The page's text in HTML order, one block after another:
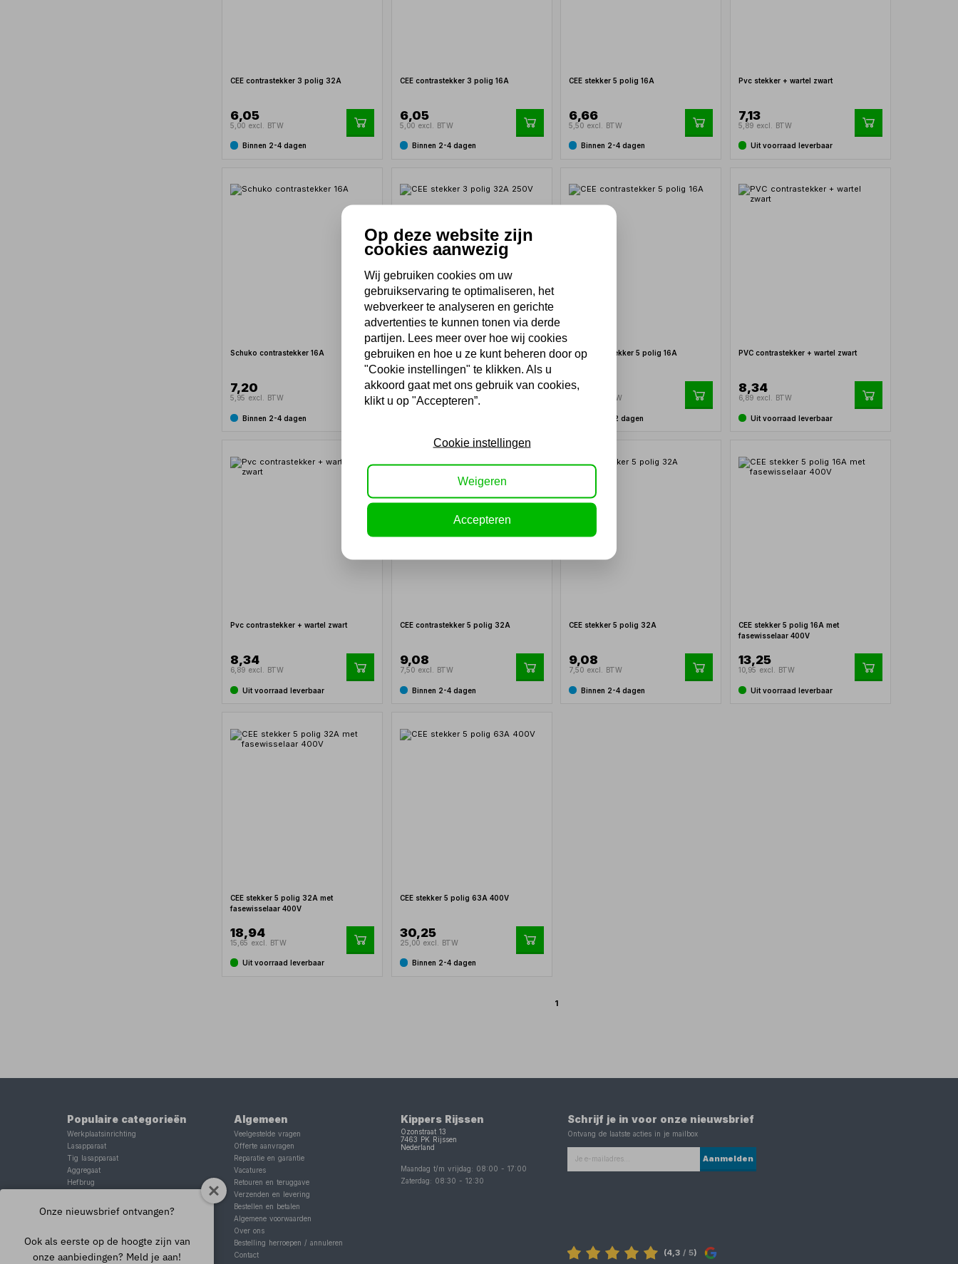
CEE contrastekker 3 polig 32A
6,05
5,00 excl. BTW
Binnen 2-4 dagen
CEE contrastekker 3 polig 16A
6,05
5,00 excl. BTW
Binnen 2-4 dagen
CEE stekker 5 polig 16A
6,66
5,50 excl. BTW
Binnen 2-4 dagen
Pvc stekker + wartel zwart
7,13
5,89 excl. BTW
Uit voorraad leverbaar
Schuko contrastekker 16A
7,20
5,95 excl. BTW
Binnen 2-4 dagen
CEE stekker 3 polig 32A 250V
7,87
6,50 excl. BTW
CEE contrastekker 5 polig 16A
7,87
6,50 excl. BTW
Binnen 1-2 dagen
PVC contrastekker + wartel zwart
8,34
6,89 excl. BTW
Uit voorraad leverbaar
Pvc contrastekker + wartel zwart
8,34
6,89 excl. BTW
Uit voorraad leverbaar
CEE contrastekker 5 polig 32A
9,08
7,50 excl. BTW
Binnen 2-4 dagen
CEE stekker 5 polig 32A
9,08
7,50 excl. BTW
Binnen 2-4 dagen
CEE stekker 5 polig 16A met
fasewisselaar 400V
13,25
10,95 excl. BTW
Uit voorraad leverbaar
CEE stekker 5 polig 32A met
fasewisselaar 400V
18,94
15,65 excl. BTW
Uit voorraad leverbaar
CEE stekker 5 polig 63A 400V
30,25
25,00 excl. BTW
Binnen 2-4 dagen
1
Populaire categorieën
Werkplaatsinrichting
Lasapparaat
Tig lasapparaat
Aggregaat
Hefbrug
Schaarlift
Algemeen
Veelgestelde vragen
Offerte aanvragen
Reparatie en garantie
Vacatures
Retouren en teruggave
Verzenden en levering
Bestellen en betalen
Algemene voorwaarden
Over ons
Bestelling herroepen / annuleren
Contact
Kippers Rijssen
Ozonstraat 13
7463 PK
Rijssen
Nederland
Maandag t/m vrijdag: 08:00 -17:00
Zaterdag: 08:30 -12:30
Schrijf je in voor onze nieuwsbrief
Ontvang de laatste acties in je mailbox
Aanmelden
(4,3 / 5)
Onze nieuwsbrief ontvangen?
Ook als eerste op de hoogte zijn van
onze aanbiedingen? Meld je aan!
Op deze website zijn
cookies aanwezig
Wij gebruiken cookies om uw
gebruikservaring te optimaliseren, het
webverkeer te analyseren en gerichte
advertenties te kunnen tonen via derde
partijen. Lees meer over hoe wij cookies
gebruiken en hoe u ze kunt beheren door op
"Cookie instellingen" te klikken. Als u
akkoord gaat met ons gebruik van cookies,
klikt u op "Accepteren”.
Cookie instellingen
Weigeren
Accepteren